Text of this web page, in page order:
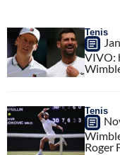
Tenis
VIVO:
Tenis
Roger